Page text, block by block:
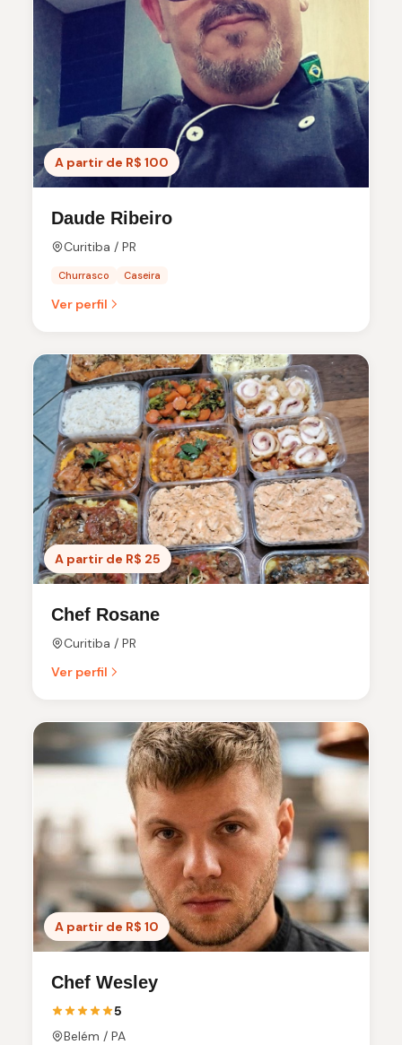
A partir de R$ 100
Daude Ribeiro
Curitiba / PR
Churrasco Caseira
Ver perfil
A partir de R$ 25
Chef Rosane
Curitiba / PR
Ver perfil
A partir de R$ 10
Chef Wesley
5
Belém / PA